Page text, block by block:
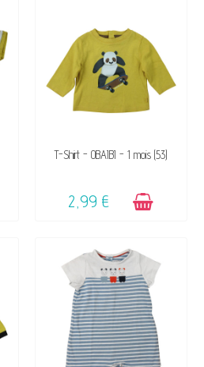
DISPONIBLE
T-Shirt - OBAÏBI - 1 mois (53)
2,99 €